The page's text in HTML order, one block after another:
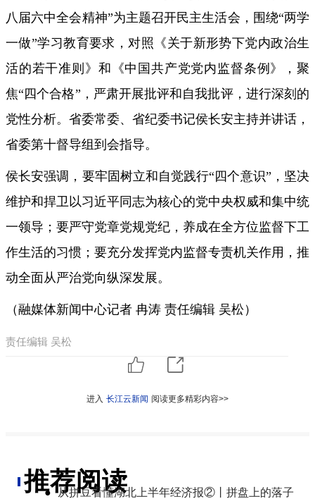
八届六中全会精神”为主题召开民主生活会，围绕“两学
一做”学习教育要求，对照《关于新形势下党内政治生
活的若干准则》和《中国共产党党内监督条例》，聚
焦“四个合格”，严肃开展批评和自我批评，进行深刻的
党性分析。省委常委、省纪委书记侯长安主持并讲话，
省委第十督导组到会指导。
侯长安强调，要牢固树立和自觉践行“四个意识”，坚决
维护和捍卫以习近平同志为核心的党中央权威和集中统
一领导；要严守党章党规党纪，养成在全方位监督下工
作生活的习惯；要充分发挥党内监督专责机关作用，推
动全面从严治党向纵深发展。
（融媒体新闻中心记者 冉涛 责任编辑 吴松）
责任编辑 吴松
进入 长江云新闻 阅读更多精彩内容>>
推荐阅读
● 从拼豆看懂湖北上半年经济报②丨拼盘上的落子